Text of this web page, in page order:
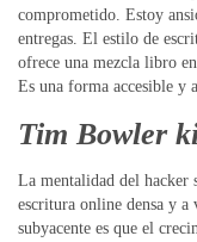
comprometido. Estoy
entregas. El estilo de
ofrece una mezcla libro
Es una forma accesible y
Tim Bowler
La mentalidad del hacker
escritura online densa y a
subyacente es que el